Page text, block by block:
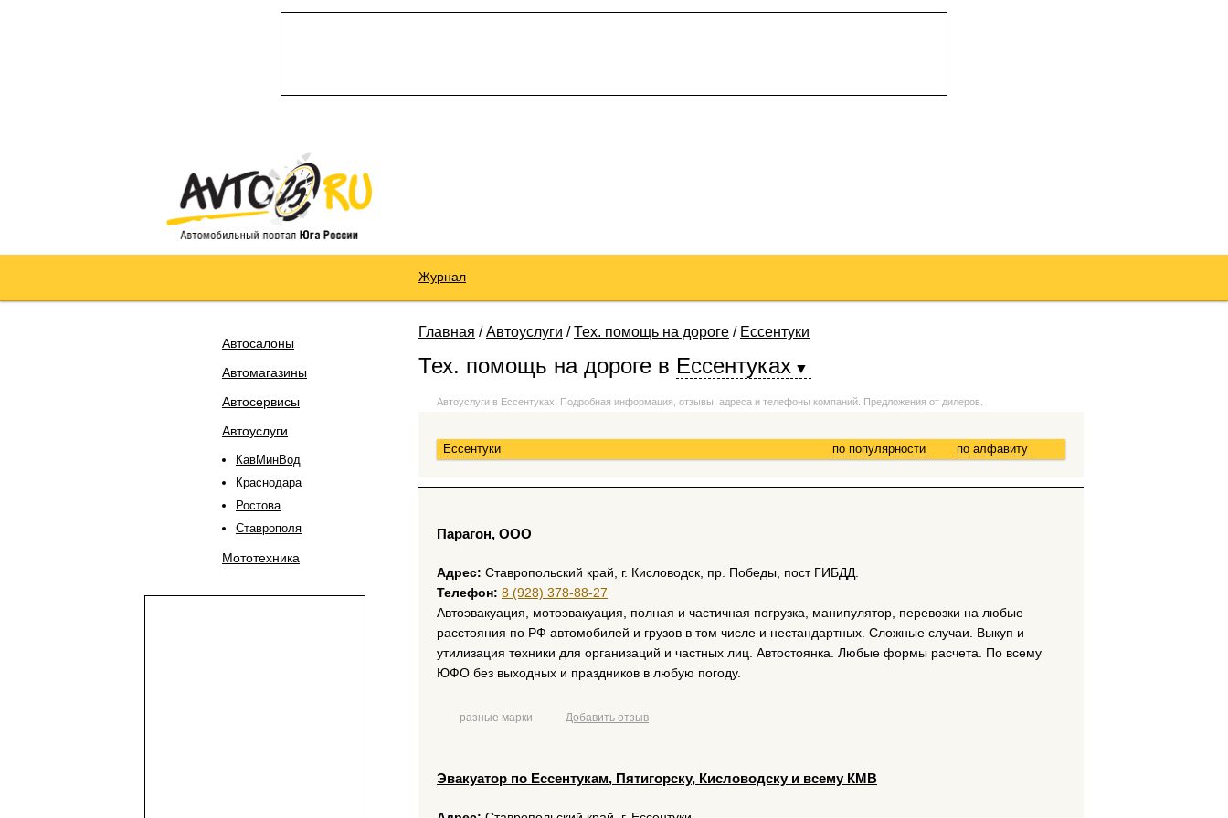
Журнал
Автосалоны
Автомагазины
Автосервисы
Автоуслуги
КавМинВод
Краснодара
Ростова
Ставрополя
Мототехника
Главная /Автоуслуги /Тех. помощь на дороге / Ессентуки
Тех. помощь на дороге в Ессентуках
Автоуслуги в Ессентуках! Подробная информация, отзывы, адреса и телефоны компаний. Предложения от дилеров.
Ессентуки по алфавиту
по популярности
Парагон, ООО
Адрес: Ставропольский край, г. Кисловодск, пр. Победы, пост ГИБДД.
Телефон: 8 (928) 378-88-27
Автоэвакуация, мотоэвакуация, полная и частичная погрузка, манипулятор, перевозки на любые
расстояния по РФ автомобилей и грузов в том числе и нестандартных. Сложные случаи. Выкуп и
утилизация техники для организаций и частных лиц. Автостоянка. Любые формы расчета. По всему
ЮФО без выходных и праздников в любую погоду.
разные марки Добавить отзыв
Эвакуатор по Ессентукам, Пятигорску, Кисловодску и всему КМВ